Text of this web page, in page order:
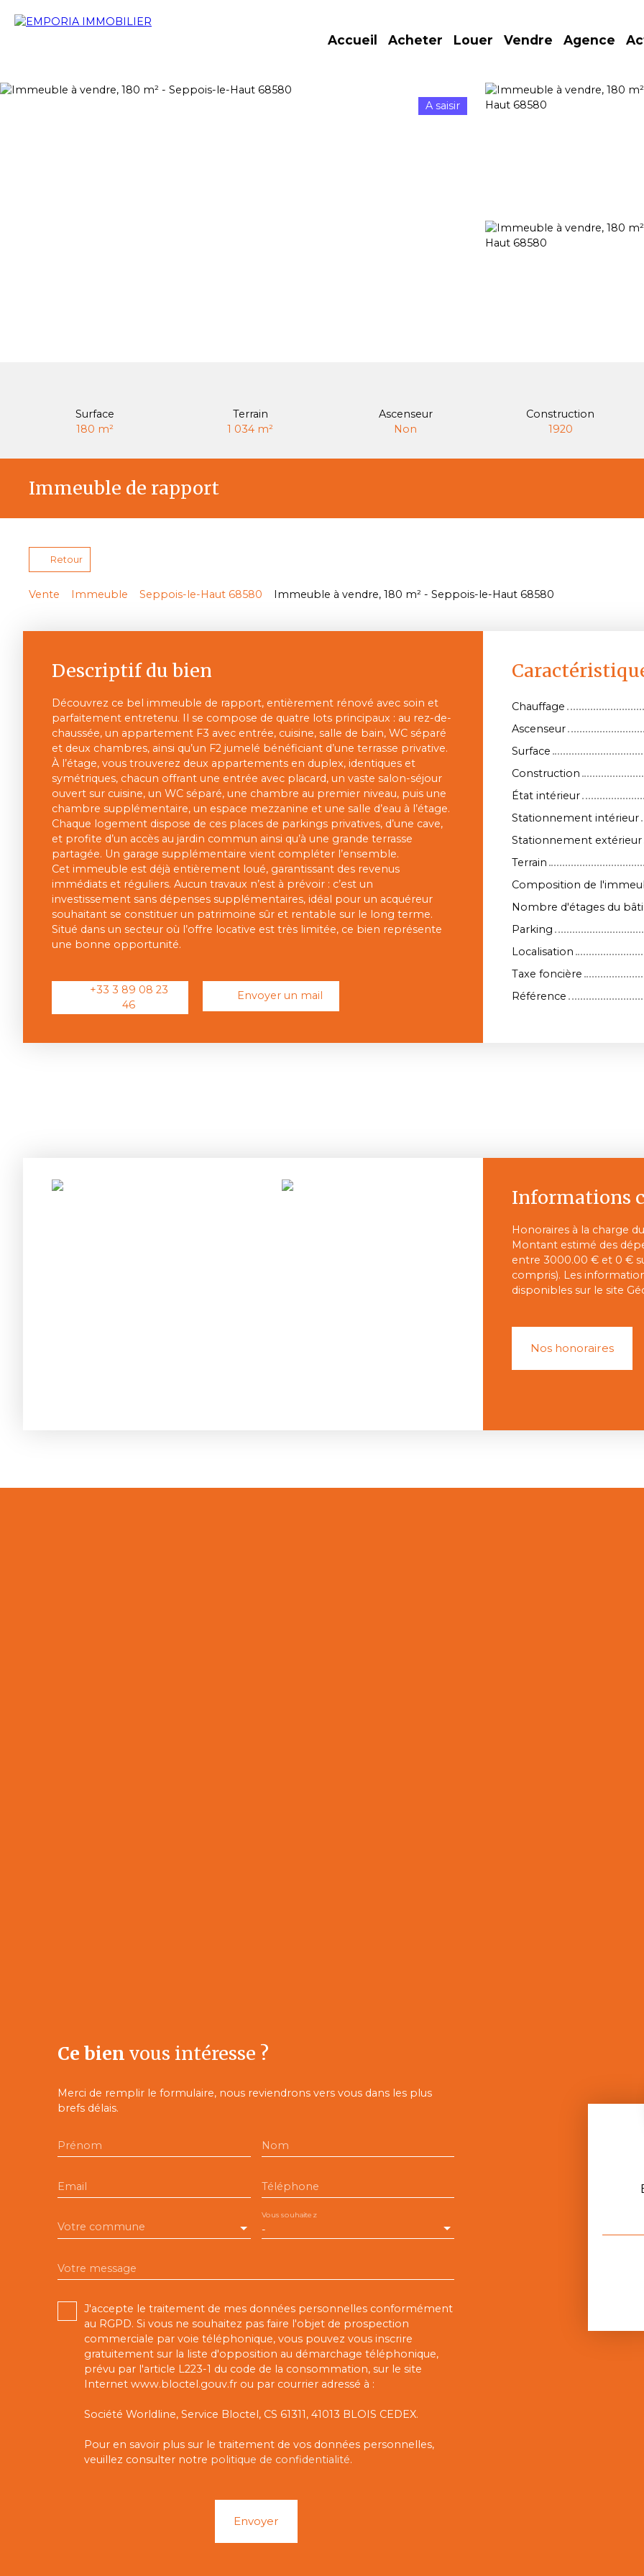
Accueil Acheter Louer Vendre Agence
A saisir
Surface
180 m²
Terrain
1 034 m²
Ascenseur
Non
Construction
1920
Immeuble de rapport
Retour
Vente Immeuble Seppois-le-Haut 68580 Immeuble à vendre, 180 m² - Seppois-le-Haut 68580
Descriptif du bien
Découvrez ce bel immeuble de rapport, entièrement rénové avec soin et
parfaitement entretenu. Il se compose de quatre lots principaux : au rez-de-
chaussée, un appartement F3 avec entrée, cuisine, salle de bain, WC séparé
et deux chambres, ainsi qu’un F2 jumelé bénéficiant d’une terrasse privative.
À l’étage, vous trouverez deux appartements en duplex, identiques et
symétriques, chacun offrant une entrée avec placard, un vaste salon-séjour
ouvert sur cuisine, un WC séparé, une chambre au premier niveau, puis une
chambre supplémentaire, un espace mezzanine et une salle d’eau à l’étage.
Chaque logement dispose de ces places de parkings privatives, d’une cave,
et profite d’un accès au jardin commun ainsi qu’à une grande terrasse
partagée. Un garage supplémentaire vient compléter l’ensemble.
Cet immeuble est déjà entièrement loué, garantissant des revenus
immédiats et réguliers. Aucun travaux n’est à prévoir : c’est un
investissement sans dépenses supplémentaires, idéal pour un acquéreur
souhaitant se constituer un patrimoine sûr et rentable sur le long terme.
Situé dans un secteur où l’offre locative est très limitée, ce bien représente
une bonne opportunité.
+33 3 89 08 23
46
Envoyer un mail
Chauffage
Ascenseur
Surface
Construction
État intérieur
Stationnement intérieur
Stationnement extérieur
Terrain
Composition de
Nombre d'étages du
Parking
Localisation
Taxe foncière
Référence
Informations
Honoraires à la charge
Montant estimé des
entre 3000.00 € et 0 €
compris). Les
disponibles sur le site
Nos honoraires
Ce bien vous intéresse ?
Merci de remplir le formulaire, nous reviendrons vers vous dans les plus
brefs délais.
Prénom Nom
Email Téléphone
Votre commune -
Vous souhaitez
Votre message
J'accepte le traitement de mes données personnelles conformément
au RGPD. Si vous ne souhaitez pas faire l'objet de prospection
commerciale par voie téléphonique, vous pouvez vous inscrire
gratuitement sur la liste d'opposition au démarchage téléphonique,
prévu par l'article L223-1 du code de la consommation, sur le site
Internet www.bloctel.gouv.fr ou par courrier adressé à :
Société Worldline, Service Bloctel, CS 61311, 41013 BLOIS CEDEX.
Pour en savoir plus sur le traitement de vos données personnelles,
veuillez consulter notre politique de confidentialité.
Envoyer